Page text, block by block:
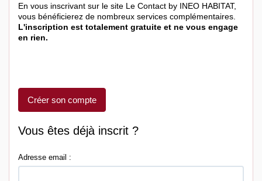
En vous inscrivant sur le site Le Contact by INEO HABITAT,
vous bénéficierez de nombreux services complémentaires.
L'inscription est totalement gratuite et ne vous engage
en rien.
Créer son compte
Vous êtes déjà inscrit ?
Adresse email :